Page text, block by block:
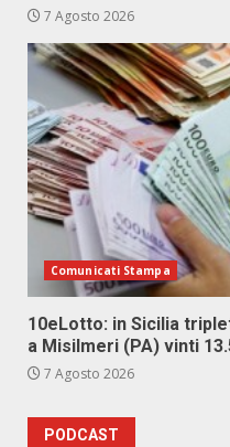
7 Agosto 2026
Comunicati Stampa
10eLotto: in Sicilia
a Misilmeri (PA) vinti
7 Agosto 2026
PODCAST